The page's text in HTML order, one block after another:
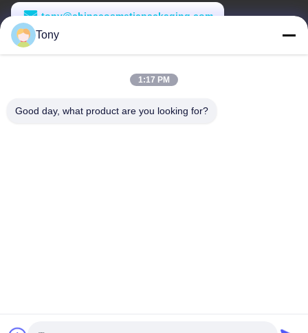
tony@chinacosmeticpackaging.com
Arbeitszeit
Tony
1:17 PM
Good day, what product are you looking for?